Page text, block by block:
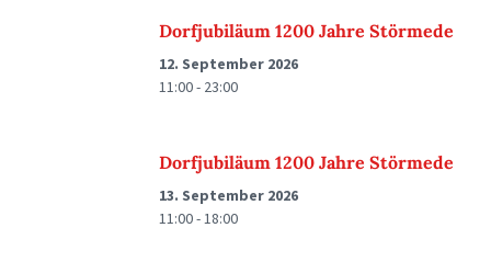
Dorfjubiläum 1200 Jahre Störmede
12. September 2026
11:00 - 23:00
Dorfjubiläum 1200 Jahre Störmede
13. September 2026
11:00 - 18:00